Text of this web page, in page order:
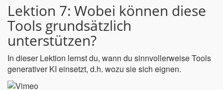
Lektion 7: Wobei können diese
Tools grundsätzlich
unterstützen?
In dieser Lektion lernst du, wann du sinnvollerweise Tools
generativer KI einsetzt, d.h. wozu sie sich eignen.